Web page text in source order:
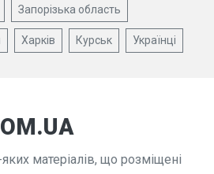
Запорізька область
Харків Курськ Українці
матеріалів, що розміщені